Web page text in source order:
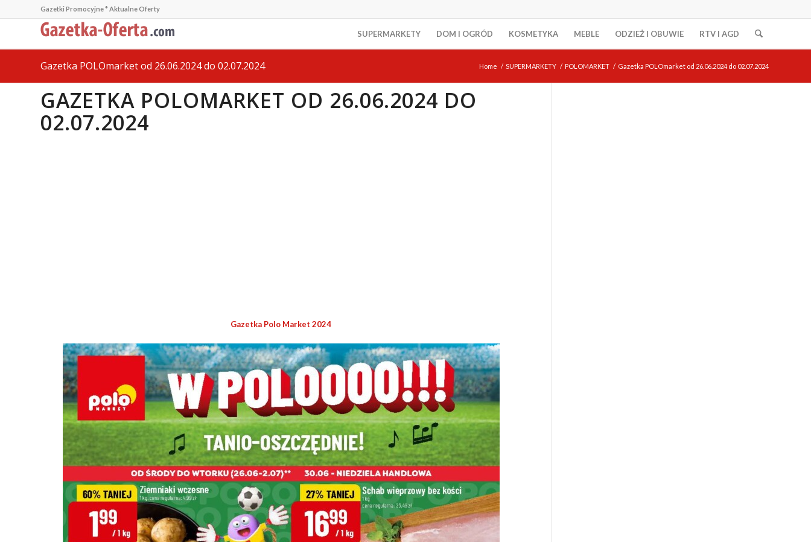
Gazetki Promocyjne * Aktualne Oferty
SUPERMARKETY DOM I OGRÓD KOSMETYKA MEBLE ODZIEŻ I OBUWIE RTV I AGD
Gazetka POLOmarket od 26.06.2024 do 02.07.2024 Home / SUPERMARKETY / POLOMARKET / Gazetka POLOmarket od 26.06.2024 do 02.07.2024
GAZETKA POLOMARKET OD 26.06.2024 DO
02.07.2024
Gazetka Polo Market 2024